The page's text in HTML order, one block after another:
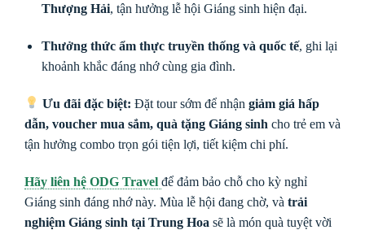
Thượng Hải, tận hưởng lễ hội Giáng sinh hiện đại.
Thưởng thức ẩm thực truyền thống và quốc tế, ghi lại
khoảnh khắc đáng nhớ cùng gia đình.
Ưu đãi đặc biệt: Đặt tour sớm để nhậngiảm giá hấp
dẫn, voucher mua sắm, quà tặng Giáng sinh cho trẻ em và
tận hưởng combo trọn gói tiện lợi, tiết kiệm chi phí.
Hãy liên hệ ODG Travel để đảm bảo chỗ cho kỳ nghỉ
Giáng sinh đáng nhớ này. Mùa lễ hội đang chờ, và trải
nghiệm Giáng sinh tại Trung Hoa sẽ là món quà tuyệt vời